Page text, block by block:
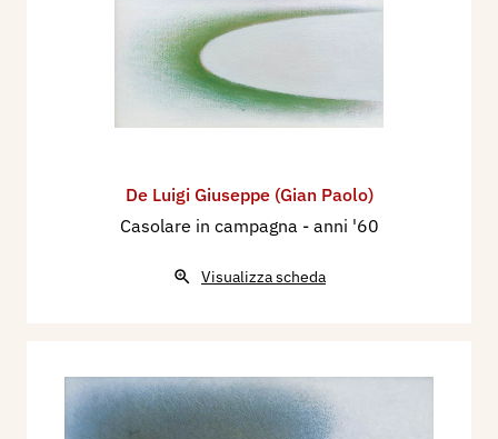
De Luigi Giuseppe (Gian Paolo)
Casolare in campagna - anni '60
Visualizza scheda